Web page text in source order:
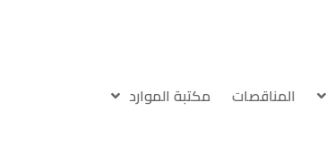
المناقصات مكتبة الموارد